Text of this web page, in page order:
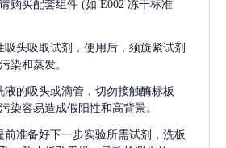
购买配套组件 (如 E002 冻干标准
吸头吸取试剂，使用后，须旋紧试剂
染和蒸发。
液的吸头或滴管，切勿接触酶标板
染容易造成假阳性和高背景。
前准备好下一步实验所需试剂，洗板